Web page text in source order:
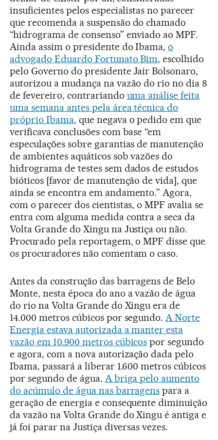
insuficientes pelos especialistas no parecer
que recomenda a suspensão do chamado
“hidrograma de consenso” enviado ao MPF.
Ainda assim o presidente do Ibama,o
advogado Eduardo Fortunato Bim, escolhido
pelo Governo do presidente Jair Bolsonaro,
autorizou a mudança na vazão do rio no dia 8
de fevereiro, contrariando uma análise feita
uma semana antes pela área técnica do
próprio Ibama, que negava o pedido em que
verificava conclusões com base “em
especulações sobre garantias de manutenção
de ambientes aquáticos sob vazões do
hidrograma de testes sem dados de estudos
bióticos [favor de manutenção de vida], que
ainda se encontra em andamento.” Agora,
com o parecer dos cientistas, o MPF avalia se
entra com alguma medida contra a seca da
Volta Grande do Xingu na Justiça ou não.
Procurado pela reportagem, o MPF disse que
os procuradores não comentam o caso.
Antes da construção das barragens de Belo
Monte, nesta época do ano a vazão de água
do rio na Volta Grande do Xingu era de
14.000 metros cúbicos por segundo. A Norte
Energia estava autorizada a manter esta
vazão em 10.900 metros cúbicos por segundo
e agora, com a nova autorização dada pelo
Ibama, passará a liberar 1.600 metros cúbicos
por segundo de água. A briga pelo aumento
do acúmulo de água nas barragens para a
geração de energia e consequente diminuição
da vazão na Volta Grande do Xingu é antiga e
já foi parar na Justiça diversas vezes.